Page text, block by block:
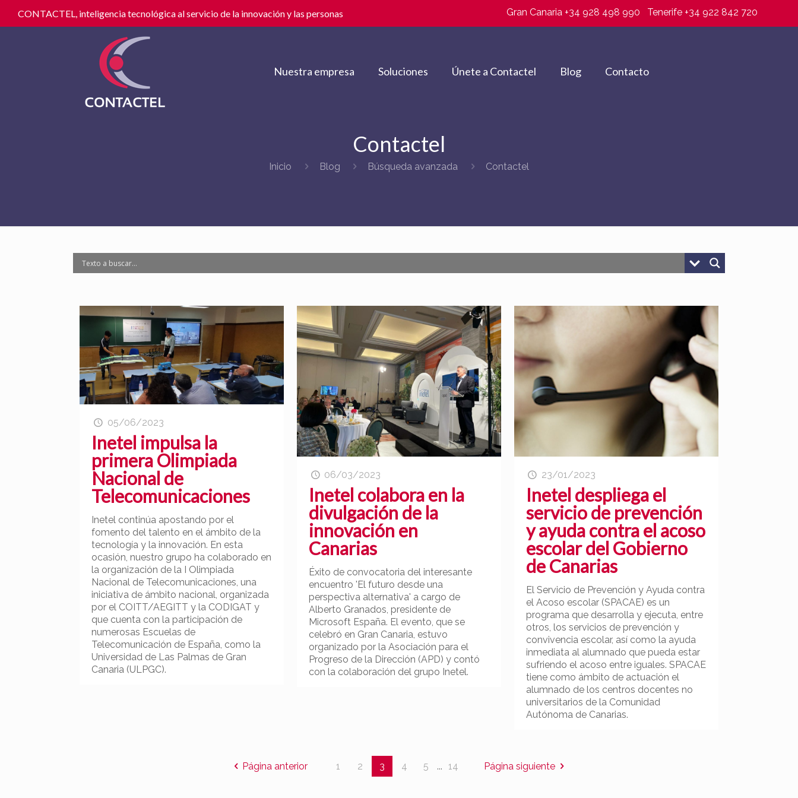
CONTACTEL, inteligencia tecnológica al servicio de la innovación y las personas Gran Canaria +34 928 498 990 Tenerife +34 922 842 720
Nuestra empresa Soluciones Únete a Contactel Blog Contacto
Contactel
Inicio Blog Búsqueda avanzada Contactel
05/06/2023
Inetel impulsa la
primera Olimpiada
Nacional de
Telecomunicaciones
Inetel continúa apostando por el
fomento del talento en el ámbito de la
tecnología y la innovación. En esta
ocasión, nuestro grupo ha colaborado en
la organización de la I Olimpiada
Nacional de Telecomunicaciones, una
iniciativa de ámbito nacional, organizada
por el COITT/AEGITT y la CODIGAT y
que cuenta con la participación de
numerosas Escuelas de
Telecomunicación de España, como la
Universidad de Las Palmas de Gran
Canaria (ULPGC).
06/03/2023
Inetel colabora en la
divulgación de la
innovación en
Canarias
Éxito de convocatoria del interesante
encuentro 'El futuro desde una
perspectiva alternativa' a cargo de
Alberto Granados, presidente de
Microsoft España. El evento, que se
celebró en Gran Canaria, estuvo
organizado por la Asociación para el
Progreso de la Dirección (APD) y contó
con la colaboración del grupo Inetel.
23/01/2023
Inetel despliega el
servicio de prevención
y ayuda contra el acoso
escolar del Gobierno
de Canarias
El Servicio de Prevención y Ayuda contra
el Acoso escolar (SPACAE) es un
programa que desarrolla y ejecuta, entre
otros, los servicios de prevención y
convivencia escolar, así como la ayuda
inmediata al alumnado que pueda estar
sufriendo el acoso entre iguales. SPACAE
tiene como ámbito de actuación el
alumnado de los centros docentes no
universitarios de la Comunidad
Autónoma de Canarias.
Página anterior 1 2 3 4 5 ... 14 Página siguiente